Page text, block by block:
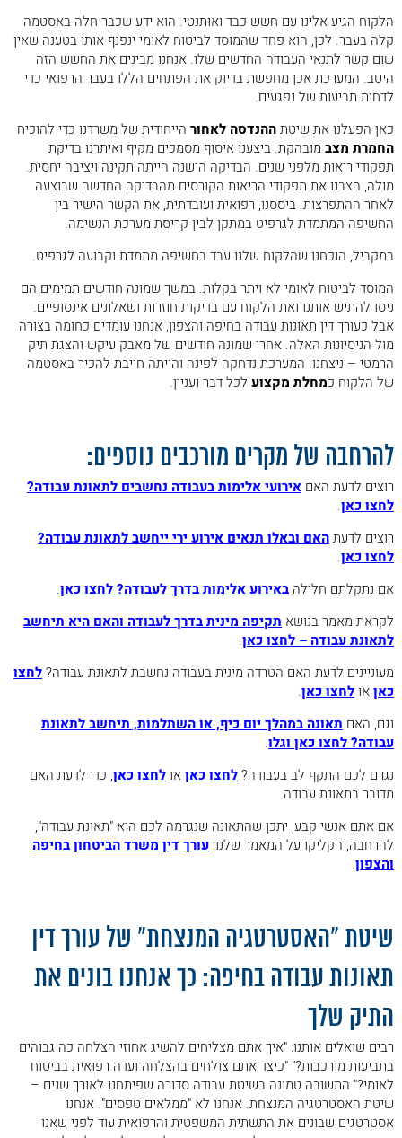
44. לקריאת אתגרים מעניינים המבוססים על
סיפורים אמיתיים – לחצו כאן
45. תשובה קצרה
46. בקצרה:
47. חרדה כלכלית לאחר פציעה? אל תישאר לבד
48. איך עובד שכר הטרחה במשרד עורכי הדין
שחר, חן?
49. מנצחים עבורך את הבירוקרטיה המשפטית
והרפואית
50. נפגעת בעבודה בחיפה והצפון? אל תוותר על
הלקוח הגיע אלינו עם חשש כבד ואותנטי. הוא ידע שכבר חלה באסטמה
קלה בעבר. לכן, הוא פחד שהמוסד לביטוח לאומי ינפנף אותו בטענה שאין
שום קשר לתנאי העבודה החדשים שלו. אנחנו מבינים את החשש הזה
היטב. המערכת אכן מחפשת בדיוק את הפתחים הללו בעבר הרפואי כדי
לדחות תביעות של נפגעים.
כאן הפעלנו את שיטתההנדסה לאחורהייחודית של משרדנו כדי להוכיח
החמרת מצבמובהקת. ביצענו איסוף מסמכים מקיף ואיתרנו בדיקת
תפקודי ריאות מלפני שנים. הבדיקה הישנה הייתה תקינה ויציבה יחסית.
מולה, הצבנו את תפקודי הריאות הקורסים מהבדיקה החדשה שבוצעה
לאחר ההתפרצות. ביססנו, רפואית ועובדתית, את הקשר הישיר בין
החשיפה המתמדת לגרפיט במתקן לבין קריסת מערכת הנשימה.
במקביל, הוכחנו שהלקוח שלנו עבד בחשיפה מתמדת וקבועה לגרפיט.
המוסד לביטוח לאומי לא ויתר בקלות. במשך שמונה חודשים תמימים הם
ניסו להתיש אותנו ואת הלקוח עם בדיקות חוזרות ושאלונים אינסופיים.
אבל כעורך דין תאונות עבודה בחיפה והצפון, אנחנו עומדים כחומה בצורה
מול הניסיונות האלה. אחרי שמונה חודשים של מאבק עיקש והצגת תיק
הרמטי – ניצחנו. המערכת נדחקה לפינה והייתה חייבת להכיר באסטמה
של הלקוח כמחלת מקצועלכל דבר ועניין.
להרחבה של מקרים מורכבים נוספים:
רוצים לדעת האם אירועי אלימות בעבודה נחשבים לתאונת עבודה?
לחצו כאן.
רוצים לדעתהאם ובאלו תנאים אירוע ירי ייחשב לתאונת עבודה?
לחצו כאן.
אם נתקלתם חלילה באירוע אלימות בדרך לעבודה? לחצו כאן.
לקראת מאמר בנושא תקיפה מינית בדרך לעבודה והאם היא תיחשב
לתאונת עבודה – לחצו כאן.
מעוניינים לדעת האם הטרדה מינית בעבודה נחשבת לתאונת עבודה?לחצו
כאןאולחצו כאן.
וגם, האם תאונה במהלך יום כיף, או השתלמות, תיחשב לתאונת
עבודה? לחצו כאן וגלו.
נגרם לכם התקף לב בעבודה?לחצו כאןאולחצו כאן, כדי לדעת האם
מדובר בתאונת עבודה.
אם אתם אנשי קבע, יתכן שהתאונה שנגרמה לכם היא "תאונת עבודה",
להרחבה, הקליקו על המאמר שלנו: עורך דין משרד הביטחון בחיפה
והצפון.
שיטת "האסטרטגיה המנצחת" של עורך דין
תאונות עבודה בחיפה: כך אנחנו בונים את
התיק שלך
רבים שואלים אותנו: "איך אתם מצליחים להשיג אחוזי הצלחה כה גבוהים
בתביעות מורכבות?" "כיצד אתם צולחים בהצלחה ועדה רפואית בביטוח
לאומי?" התשובה טמונה בשיטת עבודה סדורה שפיתחנו לאורך שנים –
שיטת האסטרטגיה המנצחת. אנחנו לא "ממלאים טפסים". אנחנו
אסטרטגים שבונים את התשתית המשפטית והרפואית עוד לפני שאנו